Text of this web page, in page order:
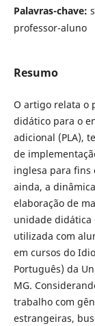
Palavras-chave:
professor-aluno
Resumo
O artigo relata o
didático para o
adicional (PLA),
de
inglesa para fins
ainda, a
elaboração de
unidade didática
utilizada com
em cursos do
Português) da
MG.
trabalho com
estrangeiras,